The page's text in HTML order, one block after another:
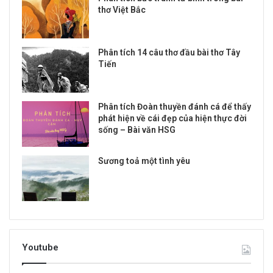
thơ Việt Bắc
Phân tích 14 câu thơ đầu bài thơ Tây
Tiến
Phân tích Đoàn thuyền đánh cá để thấy
phát hiện về cái đẹp của hiện thực đời
sống – Bài văn HSG
Sương toả một tình yêu
Youtube